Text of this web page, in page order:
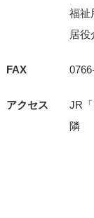
福祉
居役
FAX
アクセス
JR
隣